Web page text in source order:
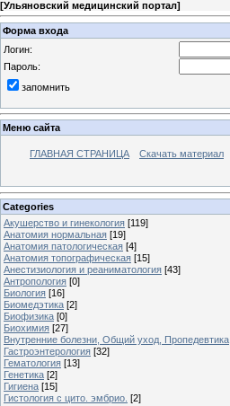
[Ульяновский медицинский портал]
Форма входа
Логин:
Пароль:
запомнить
Меню сайта
ГЛАВНАЯ СТРАНИЦА Скачать материал
Categories
Акушерство и гинекология [119]
Анатомия нормальная [19]
Анатомия патологическая [4]
Анатомия топографическая [15]
Анестизиология и реаниматология [43]
Антропология [0]
Биология [16]
Биомедэтика [2]
Биофизика [0]
Биохимия [27]
Внутренние болезни, Общий уход, Пропедевтика
Гастроэнтерология [32]
Гематология [13]
Генетика [2]
Гигиена [15]
Гистология с цито. эмбрио. [2]